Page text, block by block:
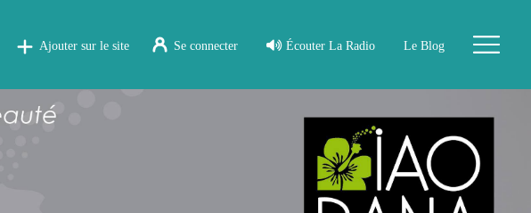
Ajouter sur le site Se connecter Écouter La Radio Le Blog